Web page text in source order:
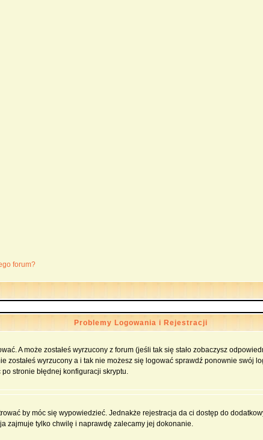
forum?
Problemy Logowania i Rejestracji
A może zostałeś wyrzucony z forum (jeśli tak się stało zobaczysz
wyrzucony a i tak nie możesz się logować sprawdź ponownie swój
stronie błędnej konfiguracji skryptu.
by móc się wypowiedzieć. Jednakże rejestracja da ci dostęp do
zajmuje tylko chwilę i naprawdę zalecamy jej dokonanie.